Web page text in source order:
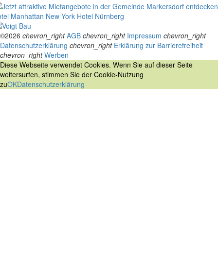
Manhattan New York Hotel Nürnberg
©2026 chevron_right AGB chevron_right Impressum chevron_right
Datenschutzerklärung chevron_right Erklärung zur Barrierefreiheit
chevron_right Werben
Diese Webseite verwendet Cookies. Wenn Sie auf dieser Seite
weitersurfen, stimmen Sie der Cookie-Nutzung
zuOKDatenschutzerklärung